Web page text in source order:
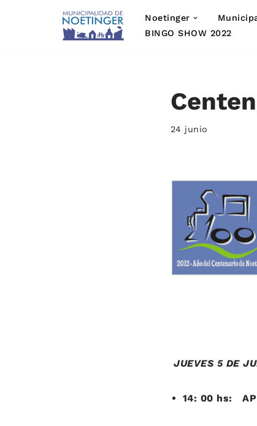
Noetinger
BINGO SHOW 2022
24 junio
JUEVES 5 DE
14: 00 hs: